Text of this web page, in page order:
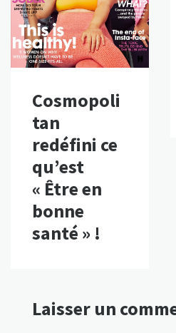
Cosmopoli
tan
redéfini ce
qu’est
« Être en
bonne
santé » !
Laisser un